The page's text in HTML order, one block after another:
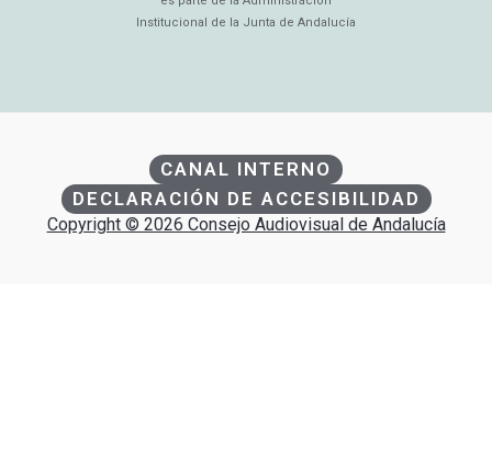
Institucional de la Junta de Andalucía
CANAL INTERNO
DECLARACIÓN DE ACCESIBILIDAD
Copyright © 2026 Consejo Audiovisual de Andalucía